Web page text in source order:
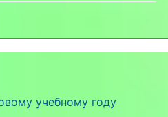
учебному году